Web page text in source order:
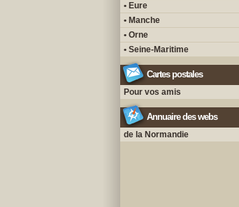
• Eure
• Manche
• Orne
• Seine-Maritime
Cartes postales
Pour vos amis
Annuaire des webs
de la Normandie